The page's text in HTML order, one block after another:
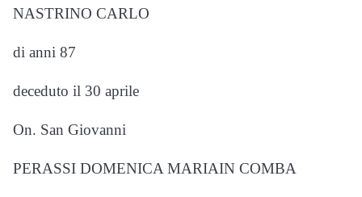
NASTRINO CARLO
di anni 87
deceduto il 30 aprile
On. San Giovanni
PERASSI DOMENICA MARIAIN COMBA